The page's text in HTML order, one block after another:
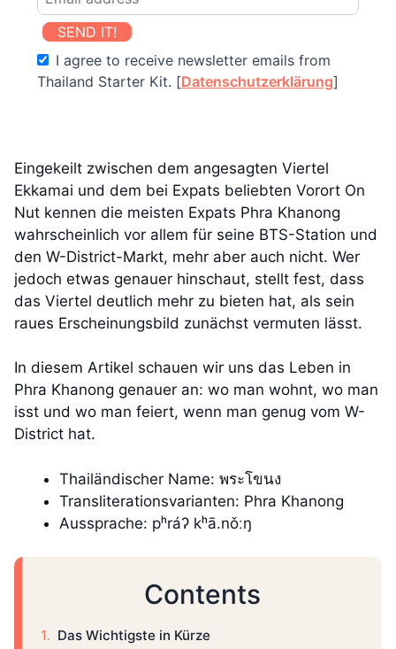
SEND IT!
I agree to receive newsletter emails from
Thailand Starter Kit. [Datenschutzerklärung]
Eingekeilt zwischen dem angesagten Viertel
Ekkamai und dem bei Expats beliebten Vorort On
Nut kennen die meisten Expats Phra Khanong
wahrscheinlich vor allem für seine BTS-Station und
den W-District-Markt, mehr aber auch nicht. Wer
jedoch etwas genauer hinschaut, stellt fest, dass
das Viertel deutlich mehr zu bieten hat, als sein
raues Erscheinungsbild zunächst vermuten lässt.
In diesem Artikel schauen wir uns das Leben in
Phra Khanong genauer an: wo man wohnt, wo man
isst und wo man feiert, wenn man genug vom W-
District hat.
Thailändischer Name: พระโขนง
Transliterationsvarianten: Phra Khanong
Aussprache: pʰráʔ kʰā.nǒːŋ
Contents
Das Wichtigste in Kürze